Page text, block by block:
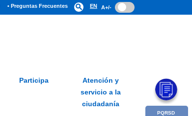
• Preguntas Frecuentes search EN A+/-
Participa
Atención y
servicio a la
ciudadanía
PQRSD